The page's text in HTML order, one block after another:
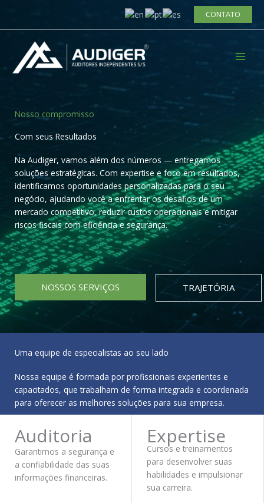
o
conteúdo
CONTATO
Nosso compromisso
Com seus Resultados
Na Audiger, vamos além dos números — entregamos
soluções estratégicas. Com expertise e foco em resultados,
identificamos oportunidades personalizadas para o seu
negócio, ajudando você a enfrentar os desafios de um
mercado competitivo, reduzir custos operacionais e mitigar
riscos fiscais com eficiência e segurança.
NOSSOS SERVIÇOS TRAJETÓRIA
Uma equipe de especialistas ao seu lado
Nossa equipe é formada por profissionais experientes e
capacitados, que trabalham de forma integrada e coordenada
para oferecer as melhores soluções para sua empresa.
Auditoria
Garantimos a segurança e
a confiabilidade das suas
informações financeiras.
Expertise
Cursos e treinamentos
para desenvolver suas
habilidades e impulsionar
sua carreira.